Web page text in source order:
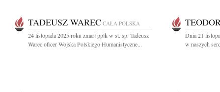
TADEUSZ WAREC CAŁA POLSKA
24 listopada 2025 roku zmarł ppłk w st. sp. Tadeusz
Warec oficer Wojska Polskiego Humanistyczne...
Dnia 21
w naszych